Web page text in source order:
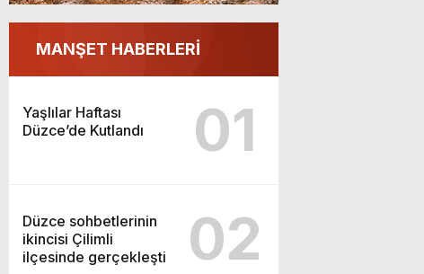
MANŞET HABERLERİ
Yaşlılar Haftası
Düzce’de Kutlandı
01
Düzce sohbetlerinin
ikincisi Çilimli
ilçesinde gerçekleşti
02